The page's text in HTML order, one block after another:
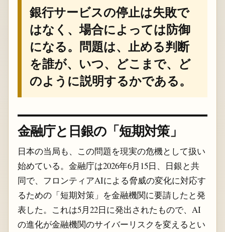
銀行サービスの停止は失敗で
はなく、場合によっては防御
になる。問題は、止める判断
を誰が、いつ、どこまで、ど
のように説明するかである。
金融庁と日銀の「短期対策」
日本の当局も、この問題を現実の危機として扱い
始めている。金融庁は2026年6月15日、日銀と共
同で、フロンティアAIによる脅威の変化に対応す
るための「短期対策」を金融機関に要請したと発
表した。これは5月22日に発出されたもので、AI
の進化が金融機関のサイバーリスクを変えるとい